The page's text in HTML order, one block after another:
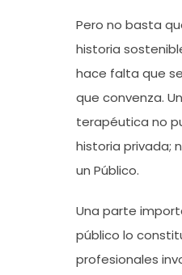
Pero no basta
historia
hace falta que
que convenza.
terapéutica no
historia privada;
un Público.
Una parte
público lo
profesionales